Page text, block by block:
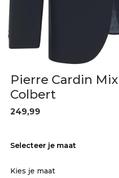
Pierre Cardin
Colbert
249,99
Selecteer je maat
Kies je maat